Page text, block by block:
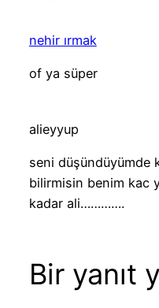
nehir ırmak
of ya süper
alieyyup
seni düşündüyümde
bilirmisin benim kac
kadar ali………….
Bir yanıt